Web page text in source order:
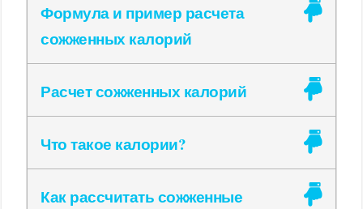
Формула и пример расчета
сожженных калорий
Расчет сожженных калорий
Что такое калории?
Как рассчитать сожженные